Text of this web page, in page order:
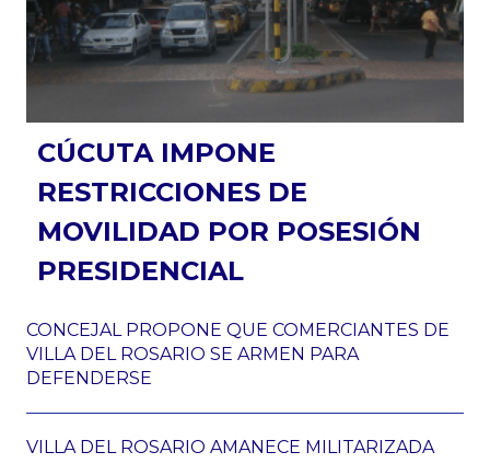
CÚCUTA IMPONE
RESTRICCIONES DE
MOVILIDAD POR POSESIÓN
PRESIDENCIAL
CONCEJAL PROPONE QUE COMERCIANTES DE
VILLA DEL ROSARIO SE ARMEN PARA
DEFENDERSE
VILLA DEL ROSARIO AMANECE MILITARIZADA